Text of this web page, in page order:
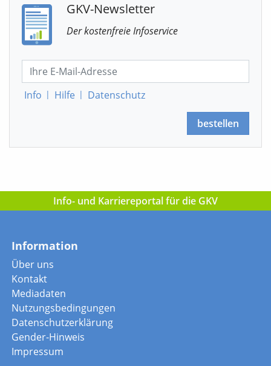
GKV-Newsletter
Der kostenfreie Infoservice
Info | Hilfe | Datenschutz
bestellen
Info- und Karriereportal für die GKV
Information
Über uns
Kontakt
Mediadaten
Nutzungsbedingungen
Datenschutzerklärung
Gender-Hinweis
Impressum